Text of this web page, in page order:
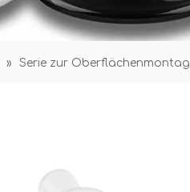
» Serie zur